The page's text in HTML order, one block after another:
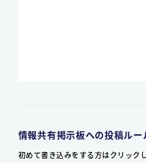
情報共有掲示板への投稿ルー
初めて書き込みをする方はクリック